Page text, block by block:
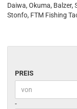
Daiwa, Okuma, Balzer,
Stonfo, FTM Fishing
PREIS
PREIS
Preis bis
-